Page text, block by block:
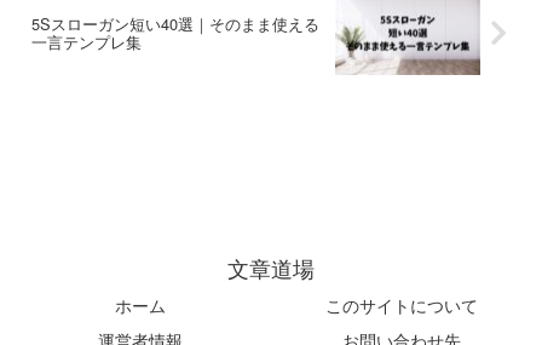
5Sスローガン短い40選｜そのまま使える
一言テンプレ集
文章道場
ホーム
このサイトについて